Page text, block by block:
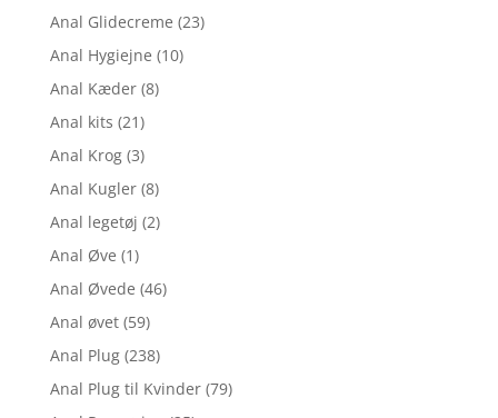
Anal Glidecreme (23)
Anal Hygiejne (10)
Anal Kæder (8)
Anal kits (21)
Anal Krog (3)
Anal Kugler (8)
Anal legetøj (2)
Anal Øve (1)
Anal Øvede (46)
Anal øvet (59)
Anal Plug (238)
Anal Plug til Kvinder (79)